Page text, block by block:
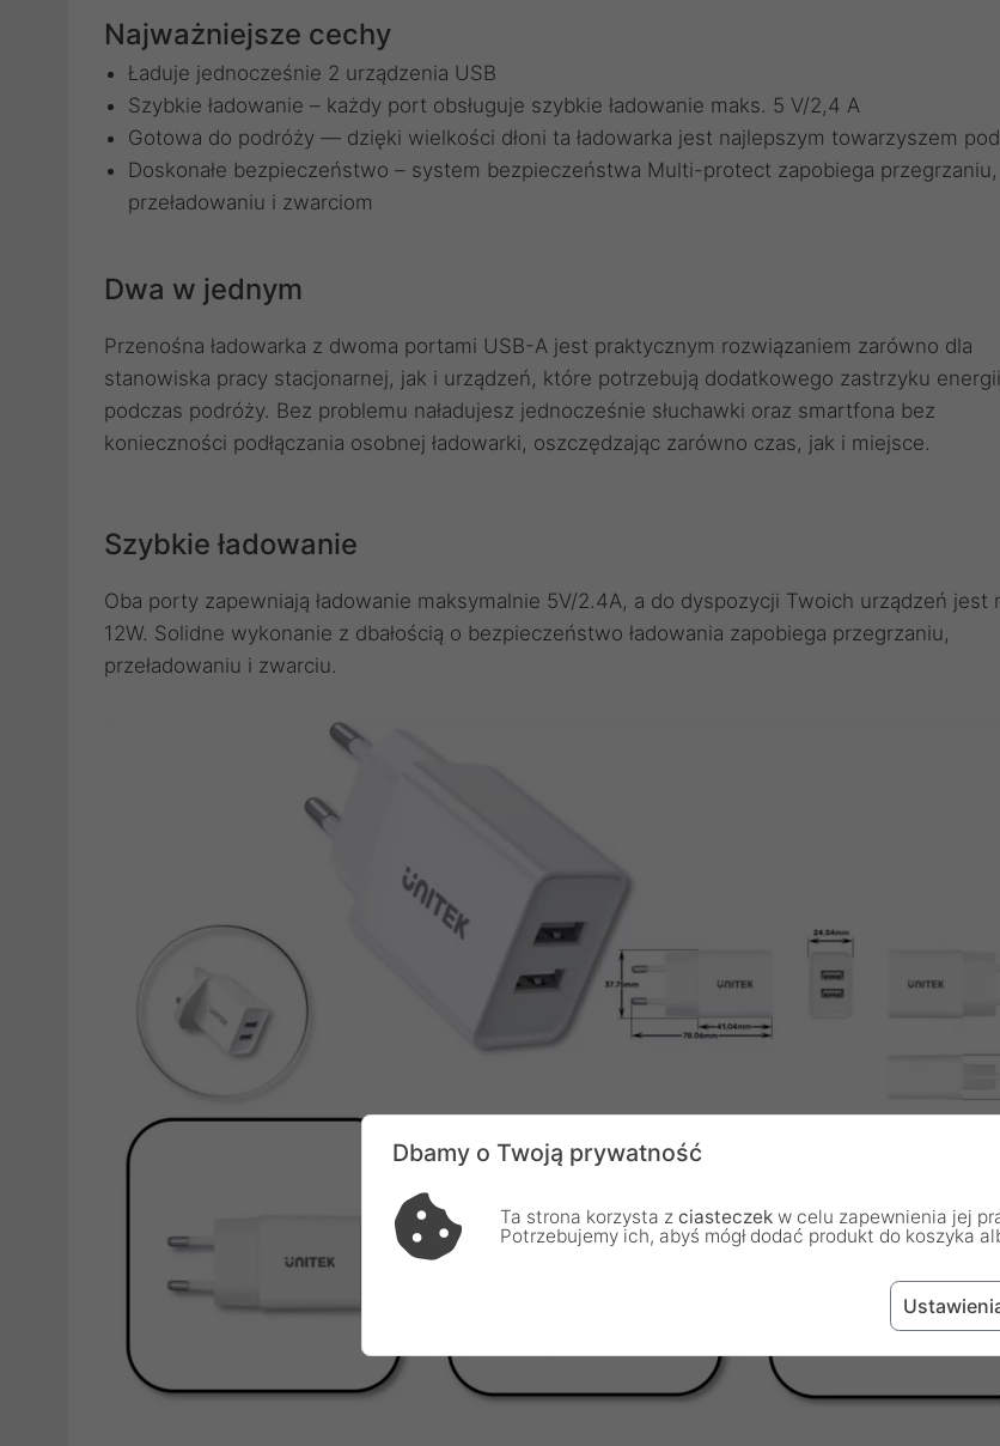
Najważniejsze cechy
Ładuje jednocześnie 2 urządzenia USB
Szybkie ładowanie – każdy port obsługuje szybkie ładowanie maks. 5 V/2,4 A
Gotowa do podróży — dzięki wielkości dłoni ta ładowarka jest najlepszym towarzyszem
Doskonałe bezpieczeństwo – system bezpieczeństwa Multi-protect zapobiega przegrzaniu,
przeładowaniu i zwarciom
Dwa w jednym
Przenośna ładowarka z dwoma portami USB-A jest praktycznym rozwiązaniem zarówno dla
stanowiska pracy stacjonarnej, jak i urządzeń, które potrzebują dodatkowego zastrzyku energii
podczas podróży. Bez problemu naładujesz jednocześnie słuchawki oraz smartfona bez
konieczności podłączania osobnej ładowarki, oszczędzając zarówno czas, jak i miejsce.
Szybkie ładowanie
Oba porty zapewniają ładowanie maksymalnie 5V/2.4A, a do dyspozycji Twoich urządzeń jest
12W. Solidne wykonanie z dbałością o bezpieczeństwo ładowania zapobiega przegrzaniu,
przeładowaniu i zwarciu.
Dbamy o Twoją prywatność
Ta strona korzysta z ciasteczek w celu zapewnienia jej
Potrzebujemy ich, abyś mógł dodać produkt do koszyka